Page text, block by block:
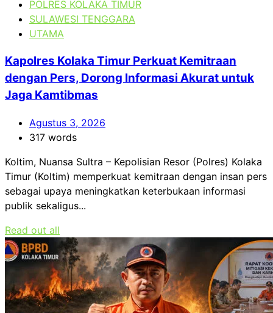
POLRES KOLAKA TIMUR
SULAWESI TENGGARA
UTAMA
Kapolres Kolaka Timur Perkuat Kemitraan
dengan Pers, Dorong Informasi Akurat untuk
Jaga Kamtibmas
Agustus 3, 2026
317 words
Koltim, Nuansa Sultra – Kepolisian Resor (Polres) Kolaka
Timur (Koltim) memperkuat kemitraan dengan insan pers
sebagai upaya meningkatkan keterbukaan informasi
publik sekaligus...
Read out all